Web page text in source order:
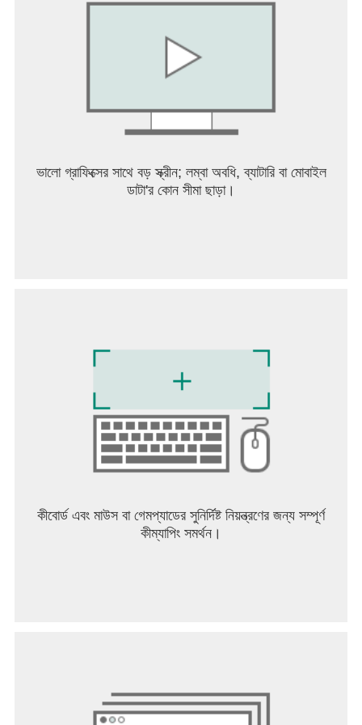
হল আপনার ব্যক্তিগত আশ্রয়স্থল।
সুস্বাদু খাবার রান্না করুন, স্টাইলিশ পোশাক তৈরি করুন এবং আপনার
দলকে যতটা সম্ভব শক্তিশালী করে তুলুন—নিষ্ক্রিয় বৃদ্ধি RPG মজার
** এই গেমটি 한국어, ইংরেজি, 日本語, 中文简体, 中文繁
স্মার্টফোন অ্যাপের অনুমতি
* যদি আপনার ডিভাইসটি Android 6.0 এর চেয়ে কম সংস্করণে চলছে,
তাহলে আপনি ঐচ্ছিক অনুমতি সেট করতে পারবেন না। আমরা Android
6.0 বা উচ্চতর সংস্করণে আপগ্রেড করার পরামর্শ দিচ্ছি।
* কিছু অ্যাপ ঐচ্ছিক অনুমতি নাও চাইতে পারে। তবে, আপনি এখনও
আপনার অ্যাপের অনুমতিগুলি পরিচালনা করতে পারেন এবং অ্যাক্সেস
▶ অনুমতি প্রত্যাহার করার পদ্ধতি
নিম্নলিখিত ধাপগুলি ব্যবহার করে আপনি অনুমতিগুলি রিসেট বা প্রত্যাহার
আপনার অপারেটিং সিস্টেম আপডেট করুন।
ভালো গ্রাফিক্সের সাথে বড় স্ক্রীন; লম্বা অবধি, ব্যাটারি বা মোবাইল
ডাটা'র কোন সীমা ছাড়া।
কীবোর্ড এবং মাউস বা গেমপ্যাডের সুনির্দিষ্ট নিয়ন্ত্রণের জন্য সম্পূর্ণ
কীম্যাপিং সমর্থন।